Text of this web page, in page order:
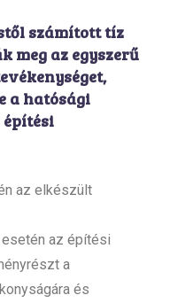
számított tíz
meg az egyszerű
a hatósági
építési
az elkészült
az építési
a
és